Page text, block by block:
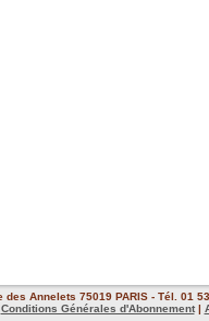
Annelets 75019 PARIS - Tél. 01 53
Conditions Générales d'Abonnement|